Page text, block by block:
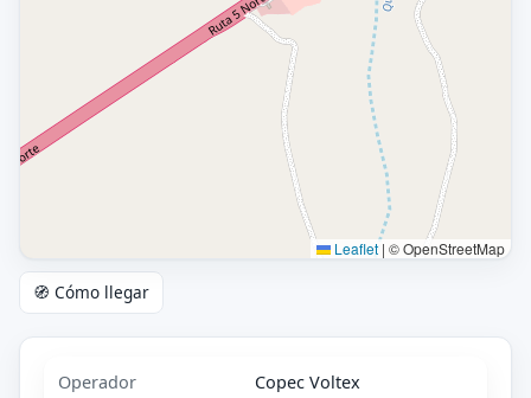
Leaflet | © OpenStreetMap
🧭 Cómo llegar
Operador Copec Voltex